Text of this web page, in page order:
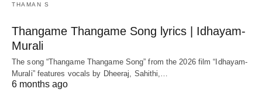
THAMAN S
Thangame Thangame Song lyrics | Idhayam-
Murali
The song “Thangame Thangame Song” from the 2026 film “Idhayam-
Murali” features vocals by Dheeraj, Sahithi,…
6 months ago